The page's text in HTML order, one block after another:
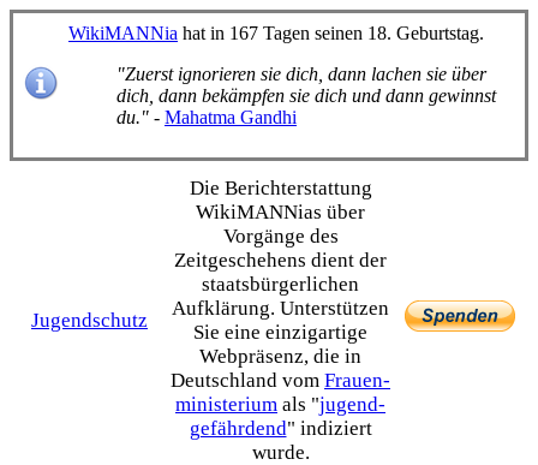
WikiMANNia hat in 167 Tagen seinen 18. Geburtstag.
"Zuerst ignorieren sie dich, dann lachen sie über
dich, dann bekämpfen sie dich und dann gewinnst
du." - Mahatma Gandhi
Jugendschutz
Die Bericht­erstattung
WikiMANNias über
Vorgänge des
Zeitgeschehens dient der
staats­bürgerlichen
Aufklärung. Unterstützen
Sie eine einzig­artige
Webpräsenz, die in
Deutschland vom Frauen­
ministerium als "jugend­
gefährdend" indiziert
wurde.